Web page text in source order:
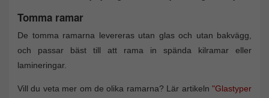
Tomma ramar
De tomma ramarna levereras utan glas och utan bakvägg,
och passar bäst till att rama in spända kilramar eller
lamineringar.
Vill du veta mer om de olika ramarna? Lär artikeln "Glastyper